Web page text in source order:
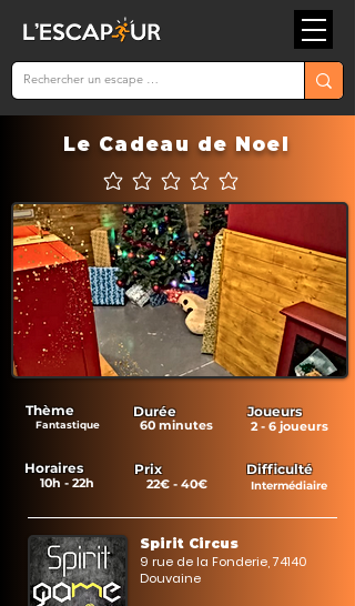
Le Cadeau de Noel
Aucune note pour le moment
Thème
Fantastique
Durée
60 minutes
Joueurs
2 - 6 joueurs
Horaires
10h - 22h
Prix
22€ - 40€
Difficulté
Intermédiaire
Spirit Circus
9 rue de la Fonderie, 74140
Douvaine